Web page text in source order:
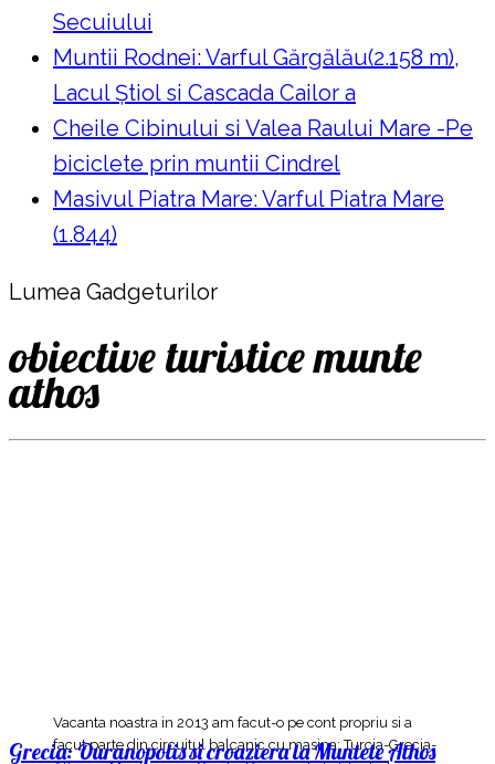
Secuiului
Muntii Rodnei: Varful Gărgălău(2.158 m),
Lacul Ştiol si Cascada Cailor a
Cheile Cibinului si Valea Raului Mare -Pe
biciclete prin muntii Cindrel
Masivul Piatra Mare: Varful Piatra Mare
(1.844)
Lumea Gadgeturilor
obiective turistice munte
athos
Vacanta noastra in 2013 am facut-o pe cont propriu si a
facut parte din circuitul balcanic cu masina: Turcia-Grecia-
Grecia: Ouranopolis si croaziera la Muntele Athos